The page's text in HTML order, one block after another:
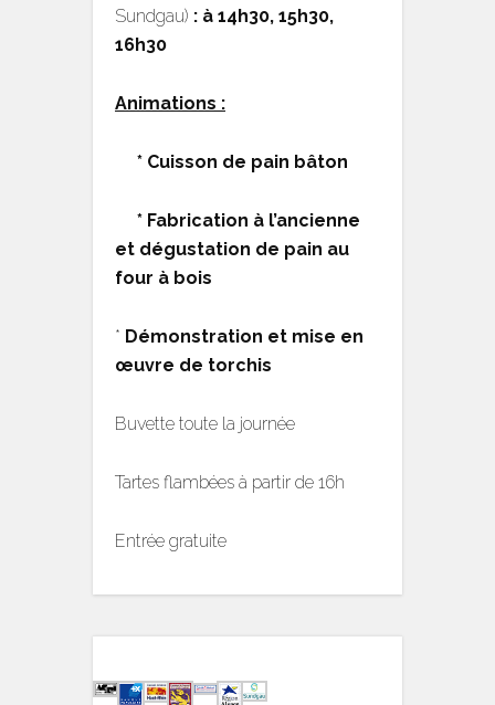
Sundgau) : à 14h30, 15h30,
16h30
Animations :
* Cuisson de pain bâton
* Fabrication à l’ancienne
et dégustation de pain au
four à bois
* Démonstration et mise en
œuvre de torchis
Buvette toute la journée
Tartes flambées à partir de 16h
Entrée gratuite